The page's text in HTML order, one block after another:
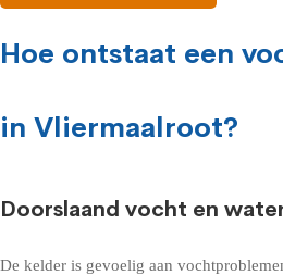
Hoe ontstaat een
in Vliermaalroot?
Doorslaand vocht en
De kelder is gevoelig aan